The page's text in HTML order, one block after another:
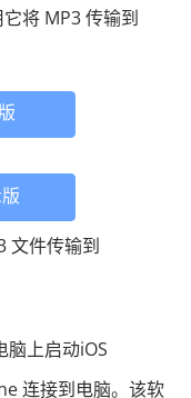
将 MP3 传输到
文件传输到
脑上启动iOS
连接到电脑。该软